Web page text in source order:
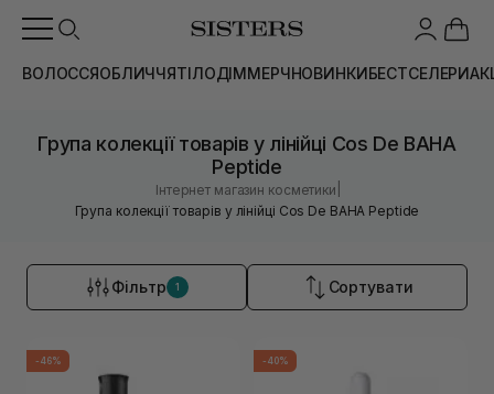
ВОЛОССЯОБЛИЧЧЯТІЛОДІММЕРЧНОВИНКИБЕСТСЕЛЕРИ
Група колекції товарів у лінійці Cos De BAHA
Peptide
Інтернет магазин косметики
Група колекції товарів у лінійці Cos De BAHA Peptide
Фільтр 1 Сортувати
-46% -40%